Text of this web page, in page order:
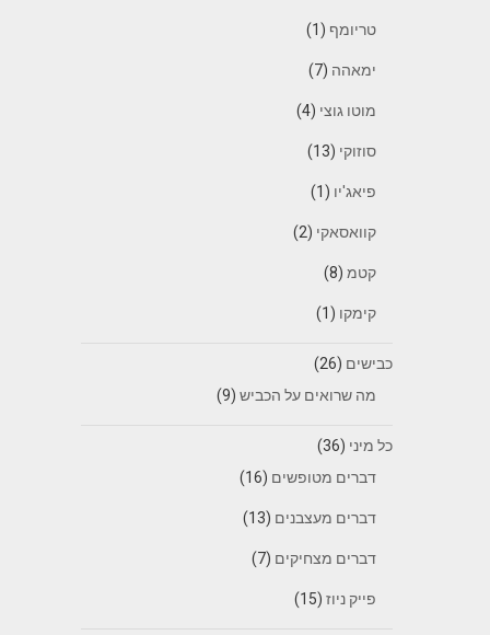
טריומף (1)
ימאהה (7)
מוטו גוצי (4)
סוזוקי (13)
פיאג'יו (1)
קוואסאקי (2)
קטמ(8)
קימקו (1)
כבישים (26)
מה שרואים על הכביש(9)
כל מיני (36)
דברים מטופשים (16)
דברים מעצבנים (13)
דברים מצחיקים (7)
פייק ניוז(15)